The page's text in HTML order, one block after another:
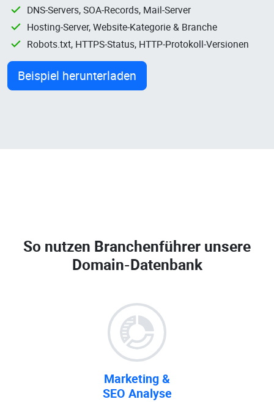
DNS-Servers, SOA-Records, Mail-Server
Hosting-Server, Website-Kategorie & Branche
Robots.txt, HTTPS-Status, HTTP-Protokoll-Versionen
Beispiel herunterladen
So nutzen Branchenführer unsere
Domain-Datenbank
Marketing &
SEO Analyse